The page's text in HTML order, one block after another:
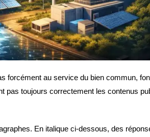
forcément au service du bien commun,
pas toujours correctement les contenus
En italique ci-dessous, des